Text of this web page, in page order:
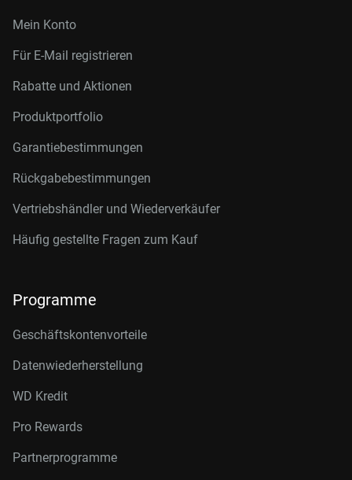
Mein Konto
Für E-Mail registrieren
Rabatte und Aktionen
Produktportfolio
Garantiebestimmungen
Rückgabebestimmungen
Vertriebshändler und Wiederverkäufer
Häufig gestellte Fragen zum Kauf
Programme
Geschäftskontenvorteile
Datenwiederherstellung
WD Kredit
Pro Rewards
Partnerprogramme